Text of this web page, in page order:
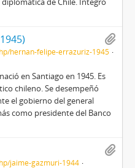
hernan-felipe-errazuriz-1945
en Santiago en 1945. Es
chileno. Se desempeñó
el gobierno del general
como presidente del Banco
jaime-gazmuri-1944